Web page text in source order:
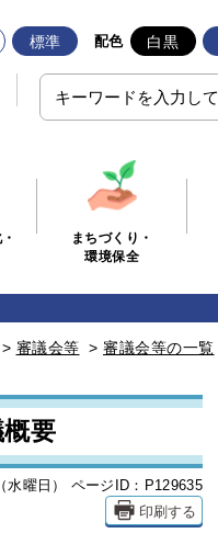
標準 配色 白黒
まちづくり・
環境保全
> 審議会等 > 審議会等の一覧
要
曜日） ページID：P129635
印刷する